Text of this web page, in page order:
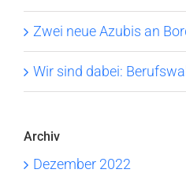
Zwei neue Azubis an
Wir sind dabei:
Archiv
Dezember 2022